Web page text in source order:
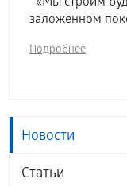
Новости
Статьи
заложенном
Подробнее